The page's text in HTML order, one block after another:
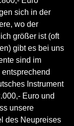
sich in der
wo der
größer ist (oft
gibt es bei uns
sind im
Instrument
Euro und
unsere
des Neupreises